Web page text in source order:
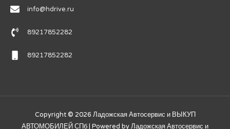
info@hdrive.ru
89217852282
89217852282
Copyright © 2026 Ладожская Автосервис и ВЫКУП
АВТОМОБИЛЕЙ СПб | Powered byЛадожская Автосервис и